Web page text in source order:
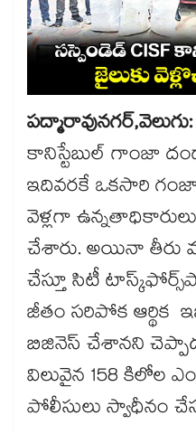
పద్మారావునగర్​,వెలుగు:
కానిస్టేబుల్ గాంజా
ఇదివరకే ఒకసారి
వెళ్లగా
చేశారు. అయినా తీరు
చేస్తూ సిటీ
జీతం సరిపోక ఆర్థిక
బిజినెస్ ​చేశానని
విలువైన 158 కిలోల
పోలీసులు స్వాధీనం